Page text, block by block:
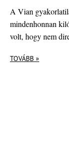
A Vian
mindenhonnan
volt, hogy nem
TOVÁBB »